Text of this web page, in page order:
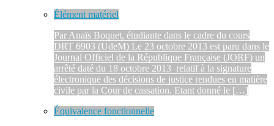
Élément matériel
Par Anaïs Boquet, étudiante dans le cadre du cours
DRT 6903 (UdeM) Le 23 octobre 2013 est paru dans le
Journal Officiel de la République Française (JORF) un
arrêté daté du 18 octobre 2013 relatif à la signature
électronique des décisions de justice rendues en matière
civile par la Cour de cassation. Etant donné le […]
Équivalence fonctionnelle